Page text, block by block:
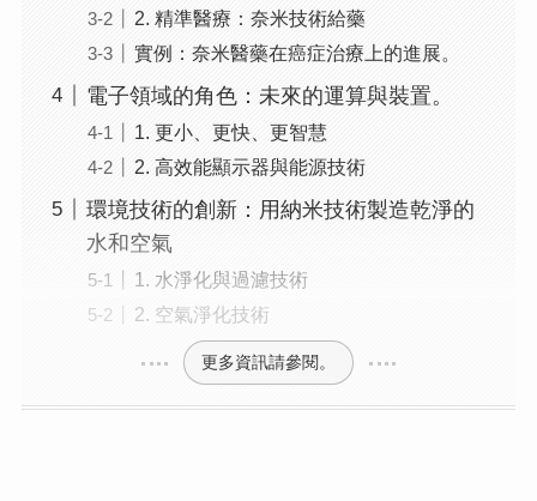
2. 精準醫療：奈米技術給藥
實例：奈米醫藥在癌症治療上的進展。
電子領域的角色：未來的運算與裝置。
1. 更小、更快、更智慧
2. 高效能顯示器與能源技術
環境技術的創新：用納米技術製造乾淨的
水和空氣
1. 水淨化與過濾技術
2. 空氣淨化技術
更多資訊請參閱。